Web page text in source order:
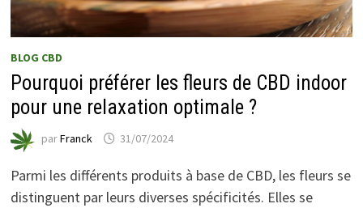
BLOG CBD
Pourquoi préférer les fleurs de CBD indoor
pour une relaxation optimale ?
parFranck 31/07/2024
Parmi les différents produits à base de CBD, les fleurs se
distinguent par leurs diverses spécificités. Elles se